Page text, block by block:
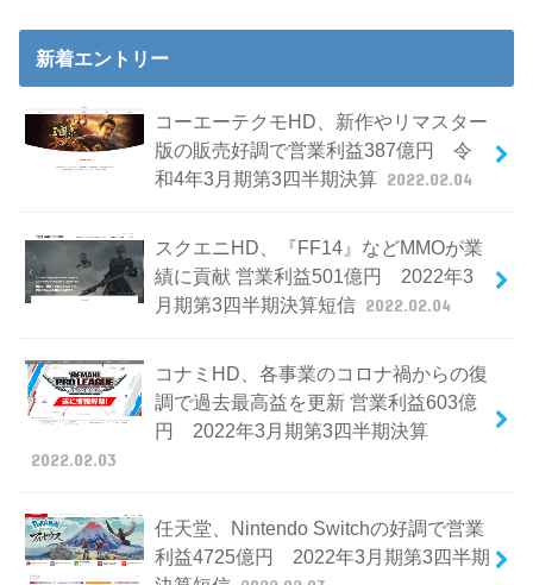
新着エントリー
コーエーテクモHD、新作やリマスター
版の販売好調で営業利益387億円 令
和4年3月期第3四半期決算 2022.02.04
スクエニHD、『FF14』などMMOが業
績に貢献 営業利益501億円 2022年3
月期第3四半期決算短信 2022.02.04
コナミHD、各事業のコロナ禍からの復
調で過去最高益を更新 営業利益603億
円 2022年3月期第3四半期決算
2022.02.03
任天堂、Nintendo Switchの好調で営業
利益4725億円 2022年3月期第3四半期